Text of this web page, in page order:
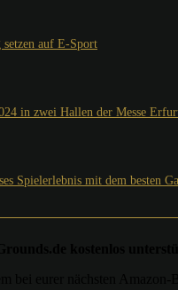
setzen auf E-Sport
in zwei Hallen der Messe
Spielerlebnis mit dem besten